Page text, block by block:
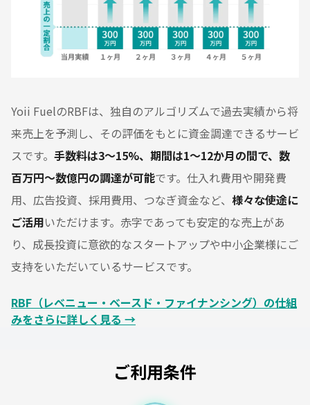
Yoii FuelのRBFは、独自のアルゴリズムで過去実績から将
来売上を予測し、その評価をもとに資金調達できるサービ
スです。 手数料は3～15%、期間は1～12か月の間で、数
百万円～数億円の調達が可能です。仕入れ費用や開発費
用、広告投資、採用費用、つなぎ資金など、 様々な使途に
ご活用いただけます。赤字であっても安定的な売上があ
り、成長投資に意欲的なスタートアップや中小企業様にご
支持をいただいているサービスです。
RBF（レベニュー・ベースド・ファイナンシング）の仕組
みをさらに詳しく見る →
ご利用条件